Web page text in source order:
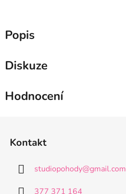
Popis
Diskuze
Hodnocení
Kontakt
studiopohody@gmail.com
377 371 164